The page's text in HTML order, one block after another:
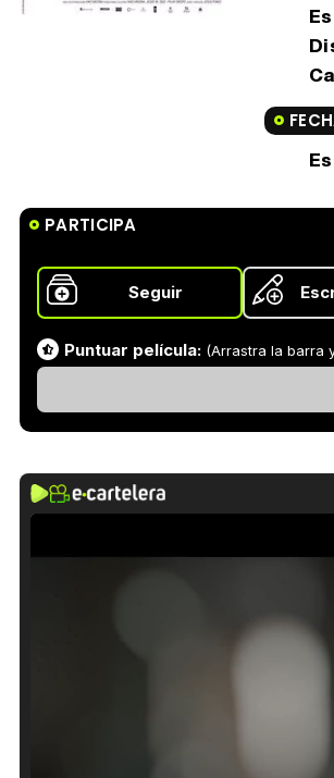
PARTICIPA
Seguir
Puntuar película: (Arrastra la barra